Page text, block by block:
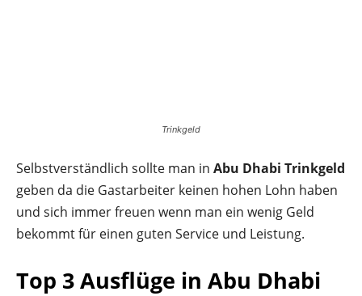
Trinkgeld
Selbstverständlich sollte man in Abu Dhabi Trinkgeld
geben da die Gastarbeiter keinen hohen Lohn haben
und sich immer freuen wenn man ein wenig Geld
bekommt für einen guten Service und Leistung.
Top 3 Ausflüge in Abu Dhabi